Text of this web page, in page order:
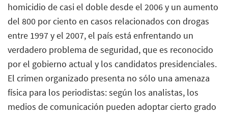
homicidio de casi el doble desde el 2006 y un aumento
del 800 por ciento en casos relacionados con drogas
entre 1997 y el 2007, el país está enfrentando un
verdadero problema de seguridad, que es reconocido
por el gobierno actual y los candidatos presidenciales.
El crimen organizado presenta no sólo una amenaza
física para los periodistas: según los analistas, los
medios de comunicación pueden adoptar cierto grado